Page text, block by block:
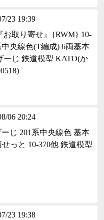
23 19:39
お取り寄せ』{RWM} 10-
中央線色(T編成) 6両基本
ーじ 鉄道模型 KATO(か
06 20:24
じ 201系中央線色 基本
っと 10-370他 鉄道模型
23 19:38